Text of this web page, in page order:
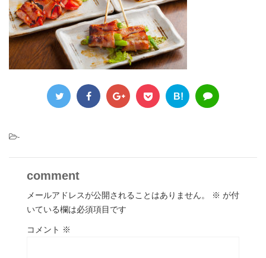
B!
-
comment
メールアドレスが公開されることはありません。 ※ が付
いている欄は必須項目です
コメント ※